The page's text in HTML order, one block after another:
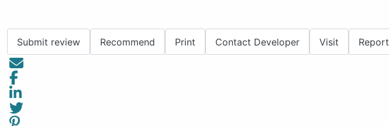
Submit review Recommend Print Contact Developer Visit Report